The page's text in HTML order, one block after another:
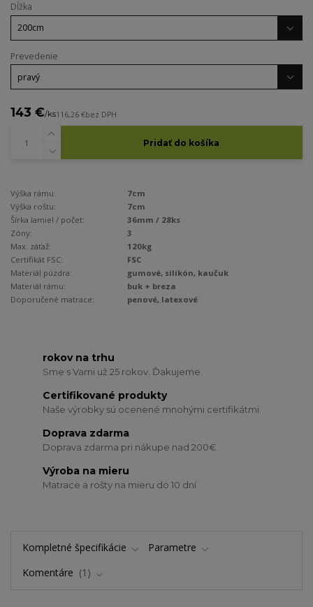
Dĺžka
Prevedenie
143 €/ks116,26 €bez DPH
Pridať do košíka
Výška rámu:
7cm
Výška roštu:
7cm
Šírka lamiel / počet:
36mm / 28ks
Zóny:
3
Max. záťaž:
120kg
Certifikát FSC:
FSC
Materiál púzdra:
gumové, silikón, kaučuk
Materiál rámu:
buk + breza
Doporučené matrace:
penové, latexové
rokov na trhu
Sme s Vami už 25 rokov. Ďakujeme.
Certifikované produkty
Naše výrobky sú ocenené mnohými certifikátmi.
Doprava zdarma
Doprava zdarma pri nákupe nad 200€
Výroba na mieru
Matrace a rošty na mieru do 10 dní
Kompletné špecifikácie
Parametre
Komentáre
1